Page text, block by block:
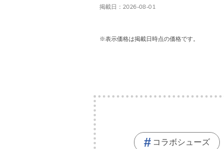
掲載日：2026-08-01
※表示価格は掲載日時点の価格です。
コラボシューズ